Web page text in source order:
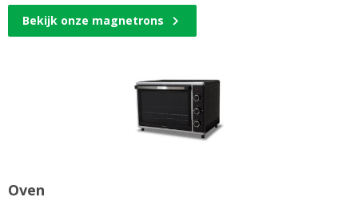
Bekijk onze magnetrons
Oven